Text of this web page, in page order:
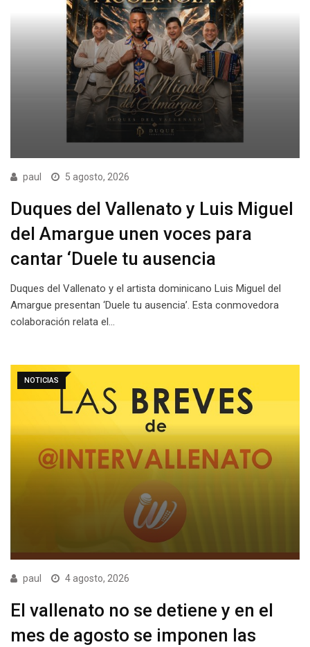
paul 5 agosto, 2026
Duques del Vallenato y Luis Miguel
del Amargue unen voces para
cantar ‘Duele tu ausencia
Duques del Vallenato y el artista dominicano Luis Miguel del
Amargue presentan ‘Duele tu ausencia’. Esta conmovedora
colaboración relata el…
NOTICIAS
paul 4 agosto, 2026
El vallenato no se detiene y en el
mes de agosto se imponen las